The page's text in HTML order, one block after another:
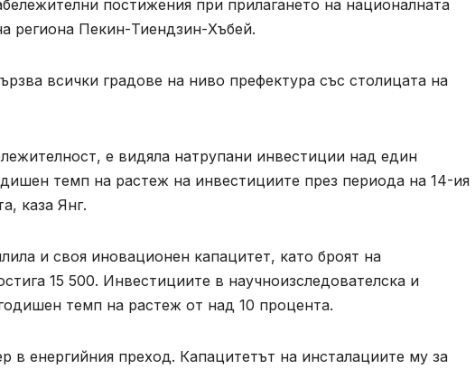
постижения при прилагането на националната
региона Пекин-Тиендзин-Хъбей.
всички градове на ниво префектура със столицата на
е видяла натрупани инвестиции над един
темп на растеж на инвестициите през периода на 14-ия
каза Янг.
и своя иновационен капацитет, като броят на
15 500. Инвестициите в научноизследователска и
темп на растеж от над 10 процента.
в енергийния преход. Капацитетът на инсталациите му за